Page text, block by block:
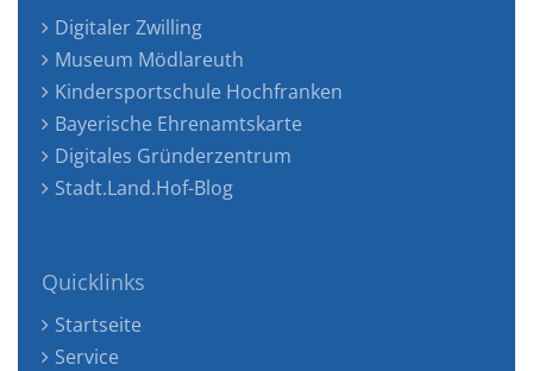
Digitaler Zwilling
Museum Mödlareuth
Kindersportschule Hochfranken
Bayerische Ehrenamtskarte
Digitales Gründerzentrum
Stadt.Land.Hof-Blog
Quicklinks
Startseite
Service